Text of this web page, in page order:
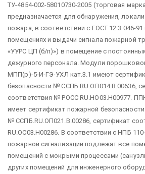
ТУ-4854-002-58010730-2005 (торговая
предназначается для обнаружения,
пожара, в соответствии с ГОСТ 12.3.046-
помещениях и выдачи сигнала пожарной
«УУРС ЦП (б/п)») в помещение с
дежурного персонала. Модули
МПП(р)-5-И-ГЭ-УХЛ кат.3.1 имеют
безопасности № ССПБ.RU.ОП014.В.00636,
соответствия № РОСС RU.НО03.Н00977.
имеет сертификат пожарной безопасности
№ ССПБ.RU.ОП021.В.00286, сертификат
RU.ОС03.Н00286. В соответствии с НПБ
пожарной сигнализации подлежат все
помещений с мокрыми процессами
других помещений для инженерного